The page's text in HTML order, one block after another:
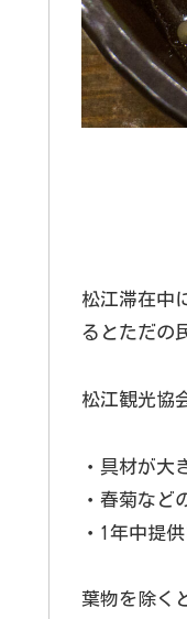
松江滞在中
るとただの
松江観光協
・具材が大
・春菊など
・1年中提
葉物を除く